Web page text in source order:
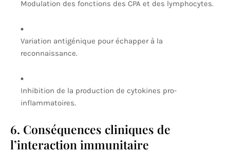
Modulation des fonctions des CPA et des lymphocytes.
Variation antigénique pour échapper à la
reconnaissance.
Inhibition de la production de cytokines pro-
inflammatoires.
6. Conséquences cliniques de
l’interaction immunitaire